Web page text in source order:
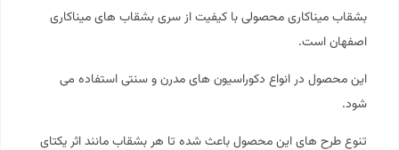
بشقاب میناکاری محصولی با کیفیت از سری بشقاب های میناکاری
اصفهان است.
این محصول در انواع دکوراسیون های مدرن و سنتی استفاده می
شود.
تنوع طرح های این محصول باعث شده تا هر بشقاب مانند اثر یکتای